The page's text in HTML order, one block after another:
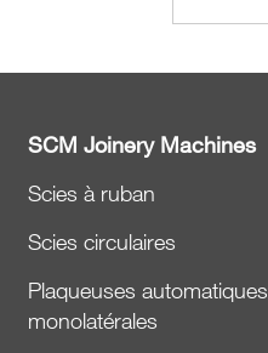
SCM Joinery Machines
Scies à ruban
Scies circulaires
Plaqueuses automatiques
monolatérales